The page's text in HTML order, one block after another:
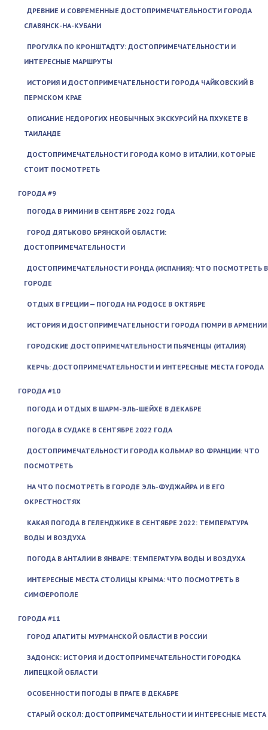
ДРЕВНИЕ И СОВРЕМЕННЫЕ ДОСТОПРИМЕЧАТЕЛЬНОСТИ ГОРОДА
СЛАВЯНСК-НА-КУБАНИ
ПРОГУЛКА ПО КРОНШТАДТУ: ДОСТОПРИМЕЧАТЕЛЬНОСТИ И
ИНТЕРЕСНЫЕ МАРШРУТЫ
ИСТОРИЯ И ДОСТОПРИМЕЧАТЕЛЬНОСТИ ГОРОДА ЧАЙКОВСКИЙ В
ПЕРМСКОМ КРАЕ
ОПИСАНИЕ НЕДОРОГИХ НЕОБЫЧНЫХ ЭКСКУРСИЙ НА ПХУКЕТЕ В
ТАИЛАНДЕ
ДОСТОПРИМЕЧАТЕЛЬНОСТИ ГОРОДА КОМО В ИТАЛИИ, КОТОРЫЕ
СТОИТ ПОСМОТРЕТЬ
ГОРОДА #9
ПОГОДА В РИМИНИ В СЕНТЯБРЕ 2022 ГОДА
ГОРОД ДЯТЬКОВО БРЯНСКОЙ ОБЛАСТИ:
ДОСТОПРИМЕЧАТЕЛЬНОСТИ
ДОСТОПРИМЕЧАТЕЛЬНОСТИ РОНДА (ИСПАНИЯ): ЧТО ПОСМОТРЕТЬ В
ГОРОДЕ
ОТДЫХ В ГРЕЦИИ — ПОГОДА НА РОДОСЕ В ОКТЯБРЕ
ИСТОРИЯ И ДОСТОПРИМЕЧАТЕЛЬНОСТИ ГОРОДА ГЮМРИ В АРМЕНИИ
ГОРОДСКИЕ ДОСТОПРИМЕЧАТЕЛЬНОСТИ ПЬЯЧЕНЦЫ (ИТАЛИЯ)
КЕРЧЬ: ДОСТОПРИМЕЧАТЕЛЬНОСТИ И ИНТЕРЕСНЫЕ МЕСТА ГОРОДА
ГОРОДА #10
ПОГОДА И ОТДЫХ В ШАРМ-ЭЛЬ-ШЕЙХЕ В ДЕКАБРЕ
ПОГОДА В СУДАКЕ В СЕНТЯБРЕ 2022 ГОДА
ДОСТОПРИМЕЧАТЕЛЬНОСТИ ГОРОДА КОЛЬМАР ВО ФРАНЦИИ: ЧТО
ПОСМОТРЕТЬ
НА ЧТО ПОСМОТРЕТЬ В ГОРОДЕ ЭЛЬ-ФУДЖАЙРА И В ЕГО
ОКРЕСТНОСТЯХ
КАКАЯ ПОГОДА В ГЕЛЕНДЖИКЕ В СЕНТЯБРЕ 2022: ТЕМПЕРАТУРА
ВОДЫ И ВОЗДУХА
ПОГОДА В АНТАЛИИ В ЯНВАРЕ: ТЕМПЕРАТУРА ВОДЫ И ВОЗДУХА
ИНТЕРЕСНЫЕ МЕСТА СТОЛИЦЫ КРЫМА: ЧТО ПОСМОТРЕТЬ В
СИМФЕРОПОЛЕ
ГОРОДА #11
ГОРОД АПАТИТЫ МУРМАНСКОЙ ОБЛАСТИ В РОССИИ
ЗАДОНСК: ИСТОРИЯ И ДОСТОПРИМЕЧАТЕЛЬНОСТИ ГОРОДКА
ЛИПЕЦКОЙ ОБЛАСТИ
ОСОБЕННОСТИ ПОГОДЫ В ПРАГЕ В ДЕКАБРЕ
СТАРЫЙ ОСКОЛ: ДОСТОПРИМЕЧАТЕЛЬНОСТИ И ИНТЕРЕСНЫЕ МЕСТА